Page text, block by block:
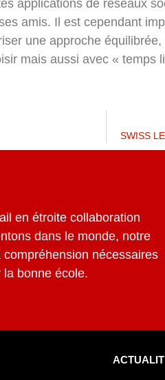
applications de réseaux
amis. Il est cependant
une approche équilibrée,
mais aussi avec « temps
SWISS
en étroite collaboration
dans le monde, notre
nécessaires
bonne école.